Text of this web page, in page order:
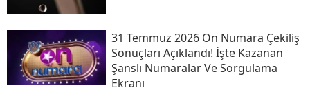
31 Temmuz 2026 On Numara Çekiliş
Sonuçları Açıklandı! İşte Kazanan
Şanslı Numaralar Ve Sorgulama
Ekranı